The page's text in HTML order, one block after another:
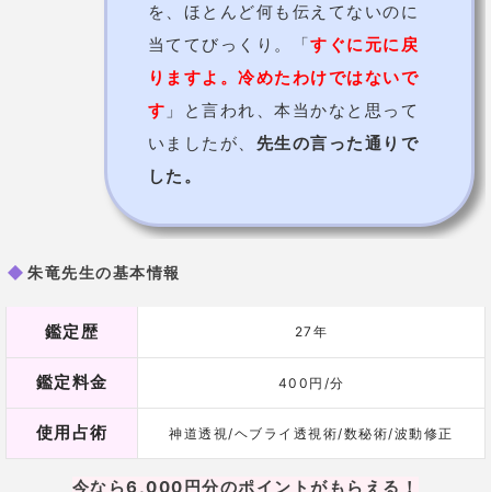
を、ほとんど何も伝えてないのに
当ててびっくり。「すぐに元に戻
りますよ。冷めたわけではないで
す 」と言われ、本当かなと思って
いましたが、 先生の言った通りで
した。
朱竜先生の基本情報
鑑定歴 27年
鑑定料金 400円/分
使用占術 神道透視/ヘブライ透視術/数秘術/波動修正
今なら6,000円分のポイントがもらえる！